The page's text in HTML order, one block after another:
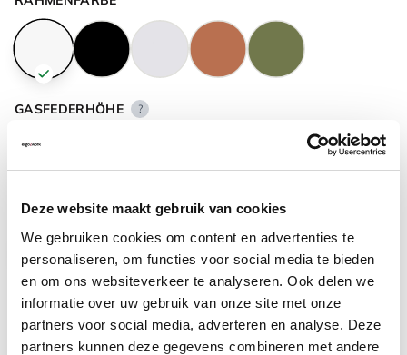
Deze website maakt gebruik van cookies
We gebruiken cookies om content en advertenties te
personaliseren, om functies voor social media te bieden
en om ons websiteverkeer te analyseren. Ook delen we
informatie over uw gebruik van onze site met onze
partners voor social media, adverteren en analyse. Deze
partners kunnen deze gegevens combineren met andere
GASFEDERHÖHE ?
FUSSRING ?